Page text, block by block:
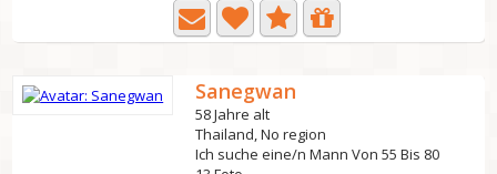
Sanegwan
58 Jahre alt
Thailand, No region
Ich suche eine/n Mann Von 55 Bis 80